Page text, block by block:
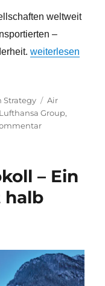
weltweit
–
„Die
weiterlesen
Strategy Schlagwörter
Air
Lufthansa Group,
zu
Corona
wie
aussehen?
– Ein
halb